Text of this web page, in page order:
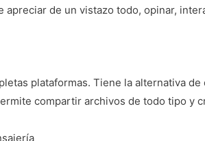
apreciar de un vistazo todo, opinar,
plataformas. Tiene la alternativa
compartir archivos de todo tipo y